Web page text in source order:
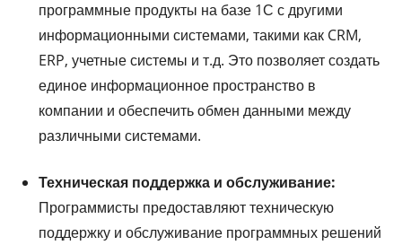
программные продукты на базе 1С с другими
информационными системами, такими как CRM,
ERP, учетные системы и т.д. Это позволяет создать
единое информационное пространство в
компании и обеспечить обмен данными между
различными системами.
Техническая поддержка и обслуживание:
Программисты предоставляют техническую
поддержку и обслуживание программных решений